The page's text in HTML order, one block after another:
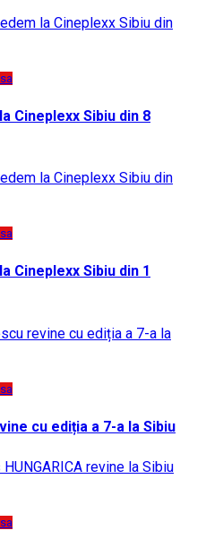
Cineplexx Sibiu din 8
Cineplexx Sibiu din 1
cu ediția a 7-a la Sibiu